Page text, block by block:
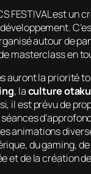
FESTIVAL est un
autour de
masterclass en
auront la priorité
, laculture otaku
il est prévu de
animations
du gaming,
et de la création